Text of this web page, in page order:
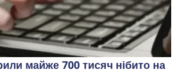
майже 700 тисяч нібито на